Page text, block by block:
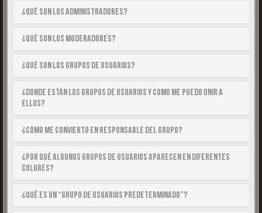
¿Qué son los Administradores?
¿Qué son los Moderadores?
¿Qué son los Grupos de Usuarios?
¿Donde están los Grupos de Usuarios y como me puedo unir a
ellos?
¿Cómo me convierto en Responsable del Grupo?
¿Por qué algunos Grupos de Usuarios aparecen en diferentes
colores?
¿Qué es un “Grupo de Usuarios predeterminado”?